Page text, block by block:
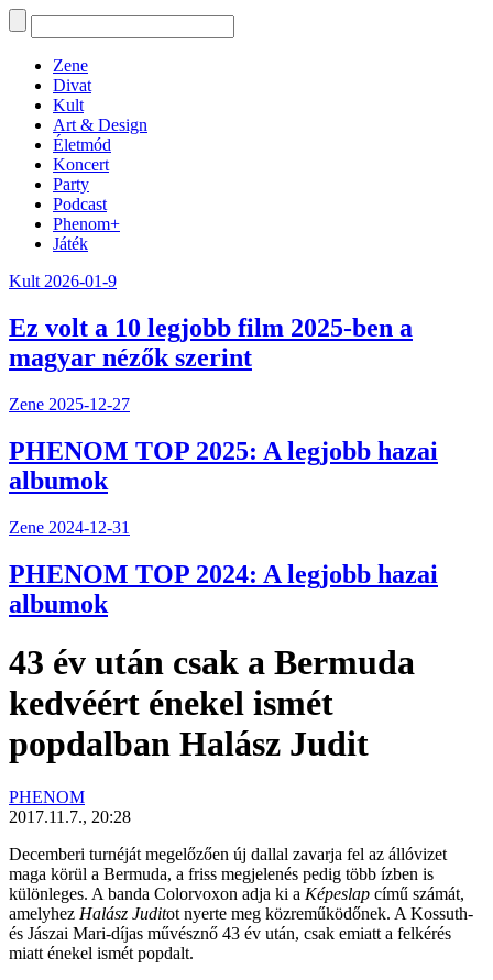
Zene
Divat
Kult
Art & Design
Életmód
Koncert
Party
Podcast
Phenom+
Játék
Kult 2026-01-9
Ez volt a 10 legjobb film 2025-ben a
magyar nézők szerint
Zene 2025-12-27
PHENOM TOP 2025: A legjobb hazai
albumok
Zene 2024-12-31
PHENOM TOP 2024: A legjobb hazai
albumok
43 év után csak a Bermuda
kedvéért énekel ismét
popdalban Halász Judit
PHENOM
2017.11.7., 20:28
Decemberi turnéját megelőzően új dallal zavarja fel az állóvizet
maga körül a Bermuda, a friss megjelenés pedig több ízben is
különleges. A banda Colorvoxon adja ki a Képeslap című számát,
amelyhez Halász Juditot nyerte meg közreműködőnek. A Kossuth-
és Jászai Mari-díjas művésznő 43 év után, csak emiatt a felkérés
miatt énekel ismét popdalt.